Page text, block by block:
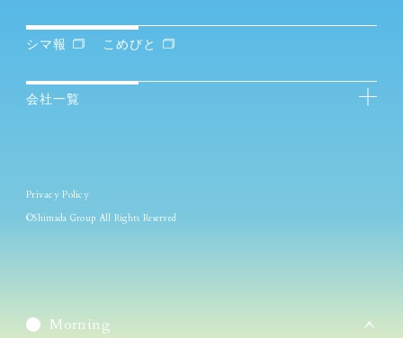
シマ報 こめびと
会社一覧
Morning
Privacy Policy
©Shimada Group All Rights Reserved